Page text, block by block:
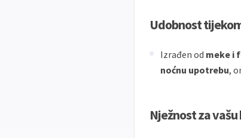
Udobnost
Izrađen od meke i
noćnu upotrebu,
Nježnost za vašu